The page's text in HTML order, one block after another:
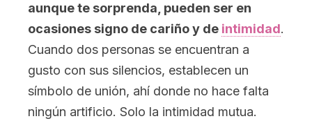
aunque te sorprenda, pueden ser en
ocasiones signo de cariño y de intimidad.
Cuando dos personas se encuentran a
gusto con sus silencios, establecen un
símbolo de unión, ahí donde no hace falta
ningún artificio. Solo la intimidad mutua.